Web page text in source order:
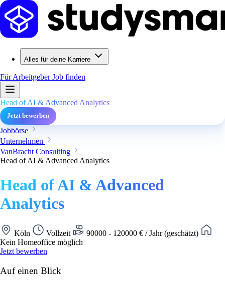
Alles für deine Karriere
Für ArbeitgeberJob finden
Head of AI & Advanced Analytics
Jetzt bewerben
Jobbörse
Unternehmen
VanBracht Consulting
Head of AI & Advanced Analytics
Head of AI & Advanced
Analytics
Köln Vollzeit
90000 - 120000 € / Jahr (geschätzt)
Kein Homeoffice möglich
Jetzt bewerben
Auf einen Blick